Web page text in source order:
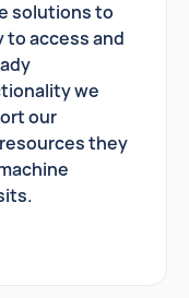
solutions to
to access and
we
our
they